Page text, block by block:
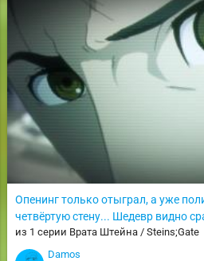
Опенинг только отыграл, а уже
четвёртую стену... Шедевр видно
из 1 серии Врата Штейна / Steins;Gate
Damos